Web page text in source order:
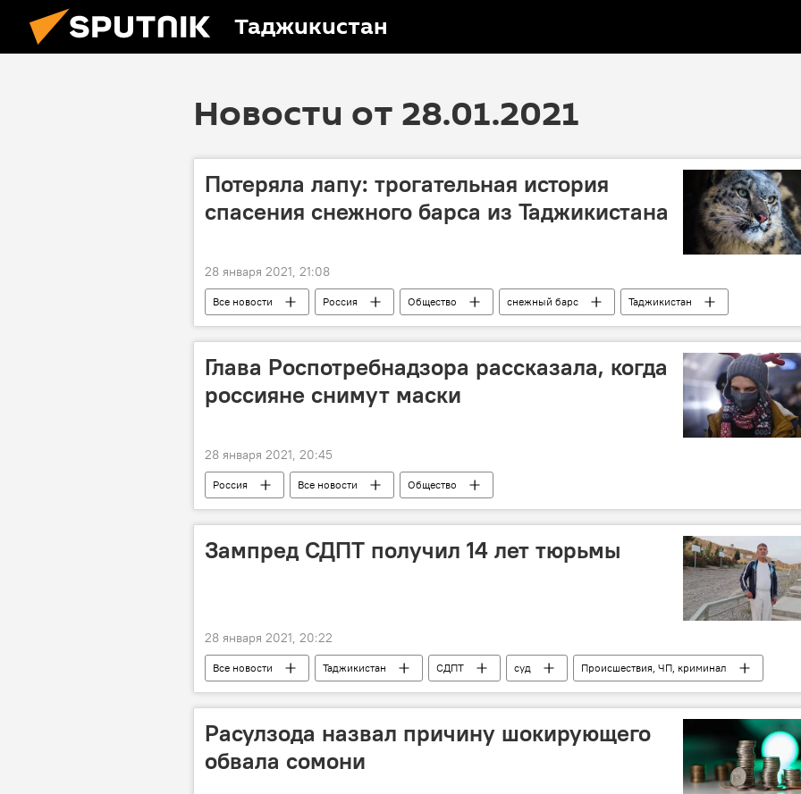
Таджикистан
Новости от 28.01.2021
Потеряла лапу: трогательная история
спасения снежного барса из Таджикистана
28 января 2021, 21:08
Все новости Россия Общество снежный барс Таджикистан
Глава Роспотребнадзора рассказала, когда
россияне снимут маски
28 января 2021, 20:45
Россия Все новости
Общество
Коронавирус: опасное заболевание в России и мире
Зампред СДПТ получил 14 лет тюрьмы
28 января 2021, 20:22
Все новости Таджикистан СДПТ суд Происшествия, ЧП, криминал
Расулзода назвал причину шокирующего
обвала сомони